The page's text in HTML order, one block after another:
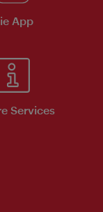
App
Services